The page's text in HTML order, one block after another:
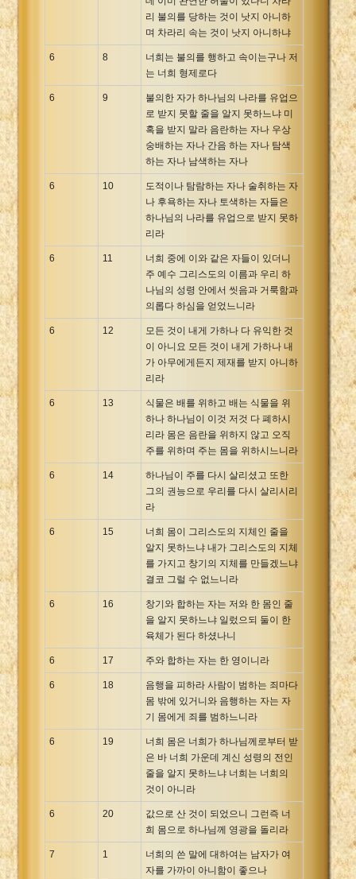
리 불의를 당하는 것이 낫지 아니하
며 차라리 속는 것이 낫지 아니하냐
6 8
너희는 불의를 행하고 속이는구나 저
는 너희 형제로다
6 9
불의한 자가 하나님의 나라를 유업으
로 받지 못할 줄을 알지 못하느냐 미
혹을 받지 말라 음란하는 자나 우상
숭배하는 자나 간음 하는 자나 탐색
하는 자나 남색하는 자나
6 10
도적이나 탐람하는 자나 술취하는 자
나 후욕하는 자나 토색하는 자들은
하나님의 나라를 유업으로 받지 못하
리라
6 11
너희 중에 이와 같은 자들이 있더니
주 예수 그리스도의 이름과 우리 하
나님의 성령 안에서 씻음과 거룩함과
의롭다 하심을 얻었느니라
6 12
모든 것이 내게 가하나 다 유익한 것
이 아니요 모든 것이 내게 가하나 내
가 아무에게든지 제재를 받지 아니하
리라
6 13
식물은 배를 위하고 배는 식물을 위
하나 하나님이 이것 저것 다 폐하시
리라 몸은 음란을 위하지 않고 오직
주를 위하며 주는 몸을 위하시느니라
6 14
하나님이 주를 다시 살리셨고 또한
그의 권능으로 우리를 다시 살리시리
라
6 15
너희 몸이 그리스도의 지체인 줄을
알지 못하느냐 내가 그리스도의 지체
를 가지고 창기의 지체를 만들겠느냐
결코 그럴 수 없느니라
6 16
창기와 합하는 자는 저와 한 몸인 줄
을 알지 못하느냐 일렀으되 둘이 한
육체가 된다 하셨나니
6 17 주와 합하는 자는 한 영이니라
6 18
음행을 피하라 사람이 범하는 죄마다
몸 밖에 있거니와 음행하는 자는 자
기 몸에게 죄를 범하느니라
6 19
너희 몸은 너희가 하나님께로부터 받
은 바 너희 가운데 계신 성령의 전인
줄을 알지 못하느냐 너희는 너희의
것이 아니라
6 20
값으로 산 것이 되었으니 그런즉 너
희 몸으로 하나님께 영광을 돌리라
7 1
너희의 쓴 말에 대하여는 남자가 여
자를 가까이 아니함이 좋으나